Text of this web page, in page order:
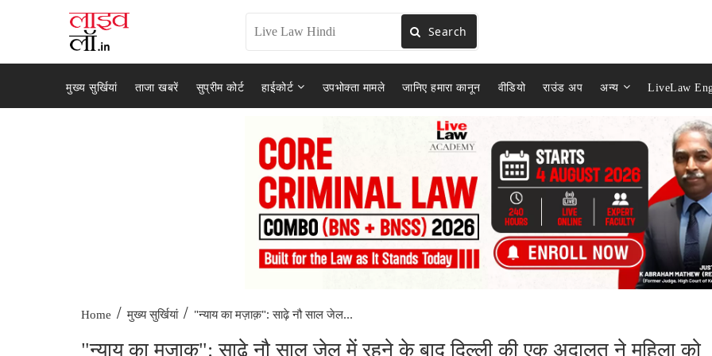
Search
मुख्य सुर्खियां ताजा खबरें सुप्रीम कोर्ट हाईकोर्ट उपभोक्ता मामले जानिए हमारा कानून वीडियो राउंड अप अन्य LiveLaw
Home / मुख्य सुर्खियां / "न्याय का मज़ाक़": साढ़े नौ साल जेल...
"न्याय का मज़ाक़": साढ़े नौ साल जेल में रहने के बाद दिल्ली की एक अदालत ने महिला को